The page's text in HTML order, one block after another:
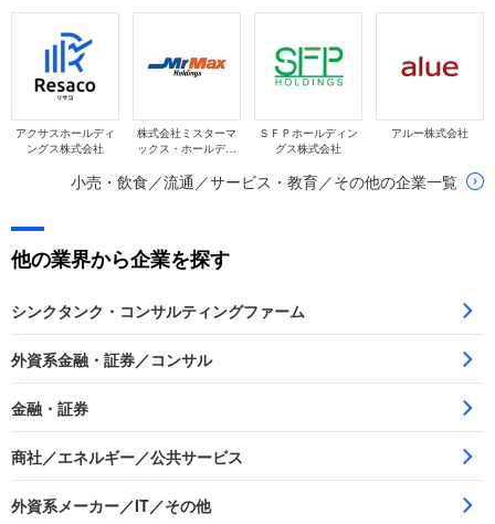
アクサスホールディ
ングス株式会社
株式会社ミスターマ
ックス・ホールディ
ＳＦＰホールディン
グス株式会社
アルー株式会社
小売・飲食／流通／サービス・教育／その他の企業一覧
他の業界から企業を探す
シンクタンク・コンサルティングファーム
外資系金融・証券／コンサル
金融・証券
商社／エネルギー／公共サービス
外資系メーカー／IT／その他